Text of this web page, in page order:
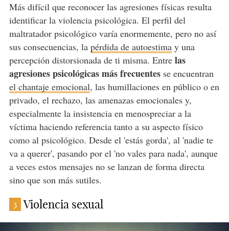
Más difícil que reconocer las agresiones físicas resulta
identificar la violencia psicológica. El perfil del
maltratador psicológico varía enormemente, pero no así
sus consecuencias, la pérdida de autoestimay una
percepción distorsionada de ti misma. Entre las
agresiones psicológicas más frecuentesse encuentran
el chantaje emocional, las humillaciones en público o en
privado, el rechazo, las amenazas emocionales y,
especialmente la insistencia en menospreciar a la
víctima haciendo referencia tanto a su aspecto físico
como al psicológico. Desde el 'estás gorda', al 'nadie te
va a querer', pasando por el 'no vales para nada', aunque
a veces estos mensajes no se lanzan de forma directa
sino que son más sutiles.
3 Violencia sexual